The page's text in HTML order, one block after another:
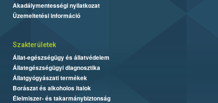
Akadálymentességi nyilatkozat
Üzemeltetési információ
Szakterületek
Állat-egészségügy és állatvédelem
Állategészségügyi diagnosztika
Állatgyógyászati termékek
Borászat és alkoholos italok
Élelmiszer- és takarmánybiztonság